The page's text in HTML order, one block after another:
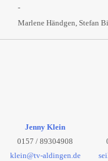
-
Marlene Händgen, Stefan
Jenny Klein
0157 / 89304908
klein@tv-aldingen.de